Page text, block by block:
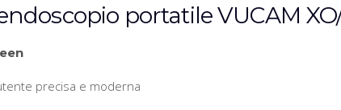
portatile VUCAM
precisa e moderna